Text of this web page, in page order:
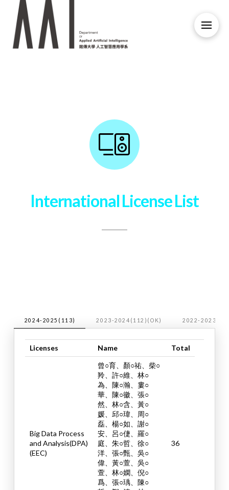
International License List
2024-2025(113) 2023-2024(112)(OK) 2022-
Licenses Name Total
Big Data Process
and Analysis(DPA)
(EEC)
曾○育、顏○祐、柴○
羚、許○維、林○
為、陳○瀚、婁○
華、陳○徽、張○
然、林○含、黃○
媛、邱○瑋、周○
磊、楊○如、謝○
安、呂○倢、羅○
庭、朱○哲、徐○
洋、張○甄、吳○
偉、黃○萱、吳○
萱、林○嫻、倪○
爲、張○瑀、陳○
36